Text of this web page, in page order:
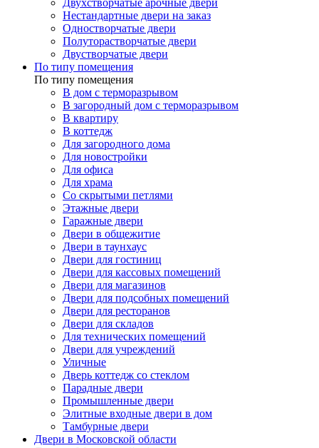
Двухстворчатые арочные двери
Нестандартные двери на заказ
Одностворчатые двери
Полуторастворчатые двери
Двустворчатые двери
По типу помещения
По типу помещения
В дом с терморазрывом
В загородный дом с терморазрывом
В квартиру
В коттедж
Для загородного дома
Для новостройки
Для офиса
Для храма
Со скрытыми петлями
Этажные двери
Гаражные двери
Двери в общежитие
Двери в таунхаус
Двери для гостиниц
Двери для кассовых помещений
Двери для магазинов
Двери для подсобных помещений
Двери для ресторанов
Двери для складов
Для технических помещений
Двери для учреждений
Уличные
Дверь коттедж со стеклом
Парадные двери
Промышленные двери
Элитные входные двери в дом
Тамбурные двери
Двери в Московской области